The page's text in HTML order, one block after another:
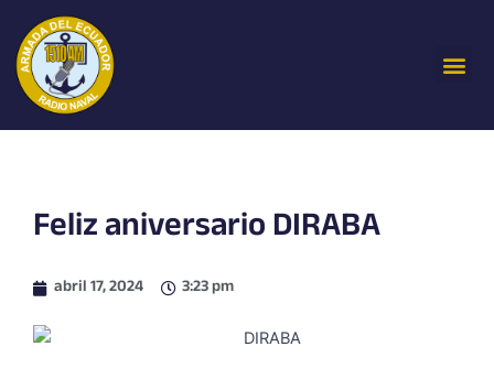
contenido
Feliz aniversario DIRABA
abril 17, 2024 3:23 pm